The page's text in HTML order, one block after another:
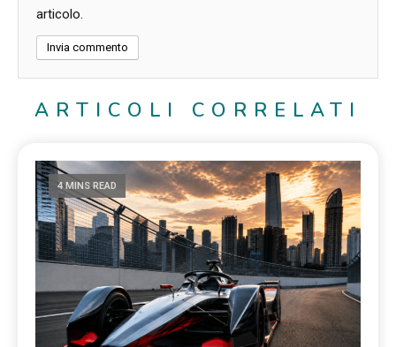
articolo.
ARTICOLI CORRELATI
4 MINS READ